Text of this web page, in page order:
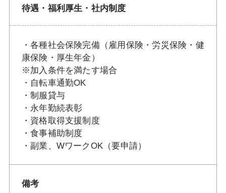
待遇・福利厚生・社内制度
・各種社会保険完備（雇用保険・労災保険・健
康保険・厚生年金）
※加入条件を満たす場合
・自転車通勤OK
・制服貸与
・永年勤続表彰
・資格取得支援制度
・食事補助制度
・副業、WワークOK（要申請）
備考